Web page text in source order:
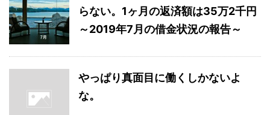
らない。1ヶ月の返済額は35万2千円
～2019年7月の借金状況の報告～
やっぱり真面目に働くしかないよ
な。